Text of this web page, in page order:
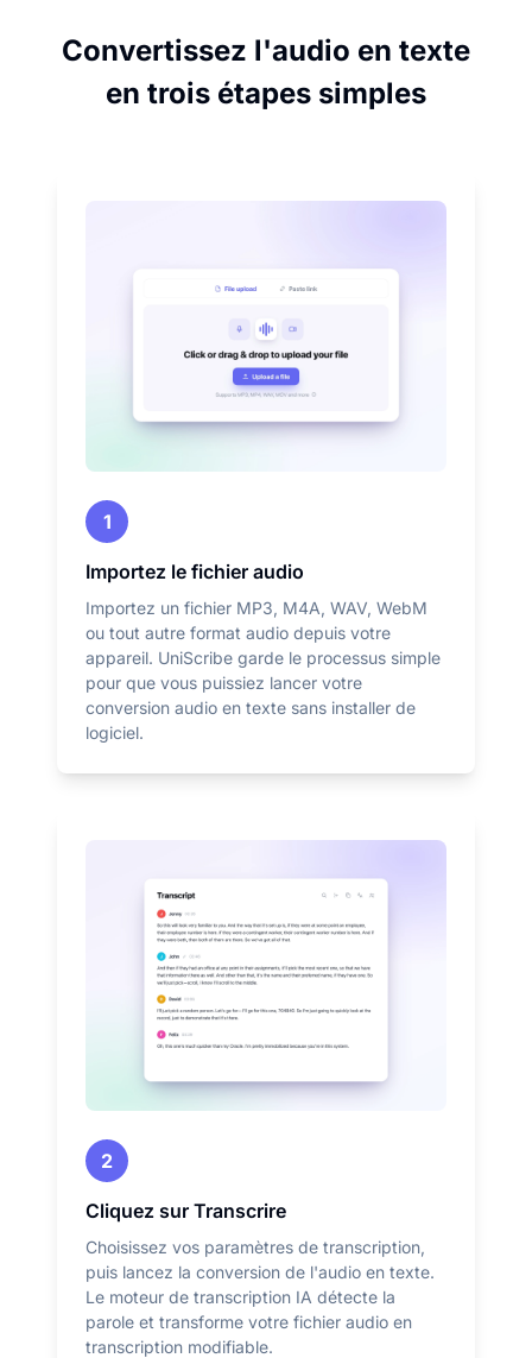
Convertissez l'audio en texte
en trois étapes simples
1
Importez le fichier audio
Importez un fichier MP3, M4A, WAV, WebM
ou tout autre format audio depuis votre
appareil. UniScribe garde le processus simple
pour que vous puissiez lancer votre
conversion audio en texte sans installer de
logiciel.
2
Cliquez sur Transcrire
Choisissez vos paramètres de transcription,
puis lancez la conversion de l'audio en texte.
Le moteur de transcription IA détecte la
parole et transforme votre fichier audio en
transcription modifiable.